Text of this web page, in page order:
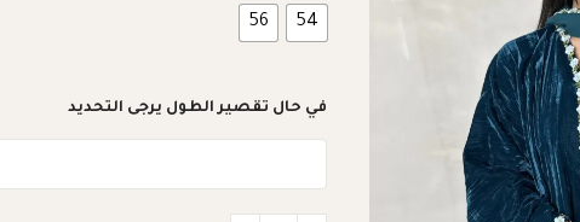
54
56
في حال تقصير الطول يرجى التحديد